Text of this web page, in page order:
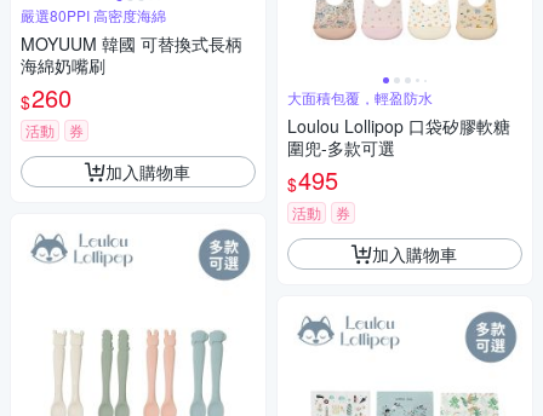
嚴選80PPI 高密度海綿
MOYUUM 韓國 可替換式長柄
海綿奶嘴刷
$260
活動 券
加入購物車
大面積包覆，輕盈防水
Loulou Lollipop 口袋矽膠軟糖
圍兜-多款可選
$495
活動 券
加入購物車